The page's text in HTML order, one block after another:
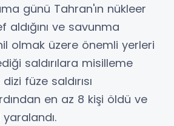
günü Tahran'ın nükleer
aldığını ve savunma
olmak üzere önemli yerleri
saldırılara misilleme
füze saldırısı
en az 8 kişi öldü ve